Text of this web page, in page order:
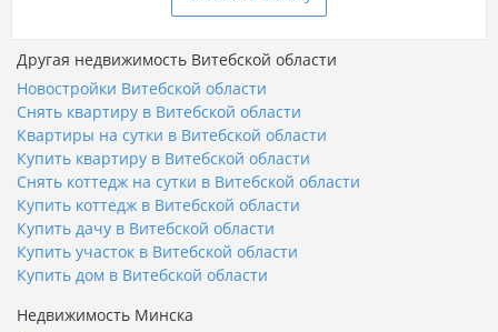
Другая недвижимость Витебской области
Новостройки Витебской области
Снять квартиру в Витебской области
Квартиры на сутки в Витебской области
Купить квартиру в Витебской области
Снять коттедж на сутки в Витебской области
Купить коттедж в Витебской области
Купить дачу в Витебской области
Купить участок в Витебской области
Купить дом в Витебской области
Недвижимость Минска